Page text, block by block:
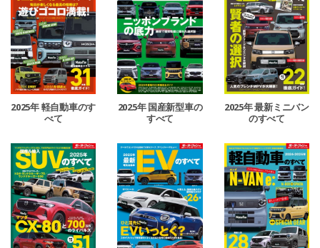
2025年 軽自動車のす
べて
2025年 国産新型車の
すべて
2025年 最新ミニバン
のすべて